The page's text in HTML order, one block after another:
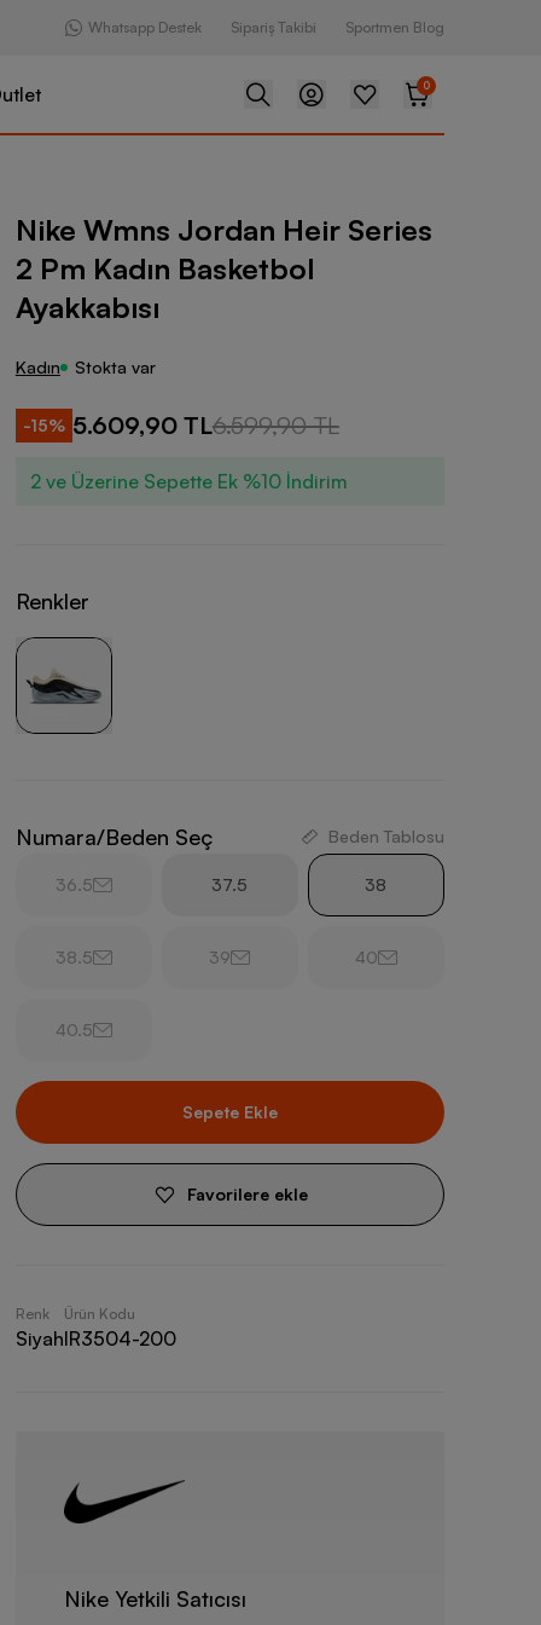
Whatsapp Destek Sipariş Takibi Sportmen Blog
0
Heir Series 2 Pm Kadın Basketbol Ayakkabısı
Nike Wmns Jordan Heir Series
2 Pm Kadın Basketbol
Ayakkabısı
Kadın Stokta var
-15% 5.609,90 TL6.599,90 TL
2 ve Üzerine Sepette Ek %10 İndirim
Renkler
Numara/Beden Seç Beden Tablosu
36.5 37.5 38
38.5 39 40
40.5
Sepete Ekle
Favorilere ekle
Renk
Siyah
Ürün Kodu
IR3504-200
Nike Yetkili Satıcısı